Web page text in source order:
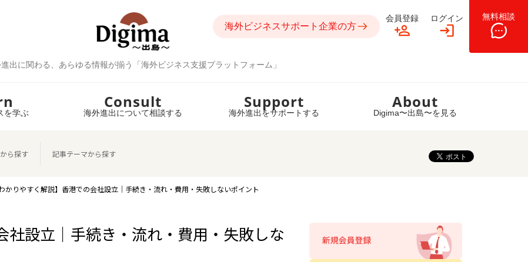
出に関わる、あらゆる情報が揃う「海外ビジネス支援プラットフォーム」
海外ビジネスサポート企業の方
会員登録 ログイン 無料相談
を学ぶ
Consult
海外進出について相談する
Support
海外進出をサポートする
About
Digima〜出島〜を見る
ら探す 記事テーマから探す
わかりやすく解説】香港での会社設立｜手続き・流れ・費用・失敗しないポイント
社設立｜手続き・流れ・費用・失敗しな